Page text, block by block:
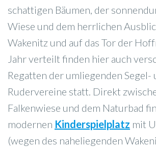
schattigen Bäumen, der
Wiese und dem herrlichen
Wakenitz und auf das Tor der
Jahr verteilt finden hier auch
Regatten der umliegenden Segel-
Rudervereine statt. Direkt
Falkenwiese und dem Naturbad
modernen Kinderspielplatz mit
(wegen des naheliegenden